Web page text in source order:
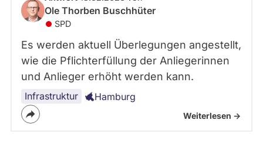
Ole Thorben Buschhüter
SPD
Es werden aktuell Überlegungen angestellt,
wie die Pflichterfüllung der Anliegerinnen
und Anlieger erhöht werden kann.
Infrastruktur Hamburg
Weiterlesen ->